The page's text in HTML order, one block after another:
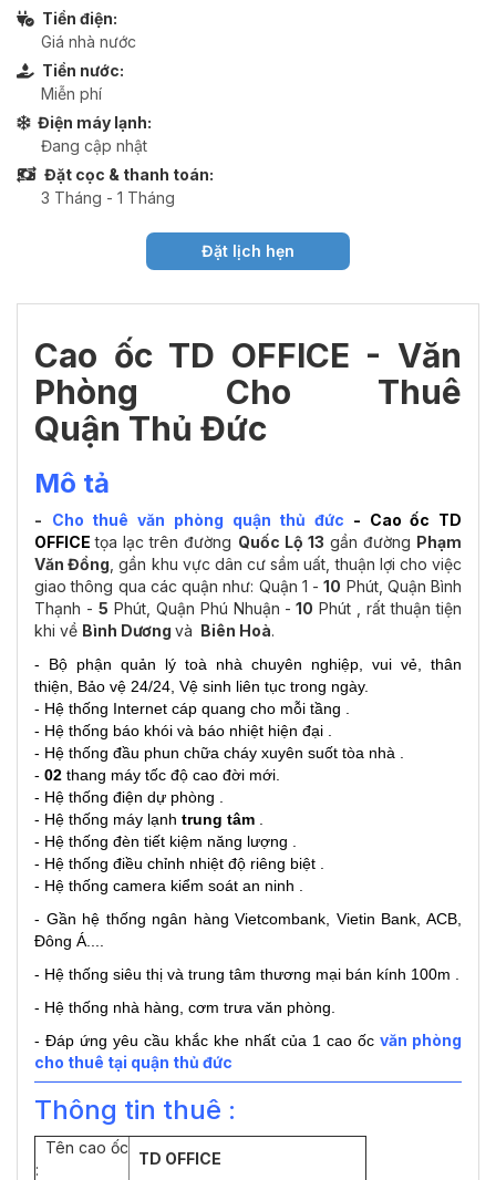
Tiền điện:
Giá nhà nước
Tiền nước:
Miễn phí
Điện máy lạnh:
Đang cập nhật
Đặt cọc & thanh toán:
3 Tháng - 1 Tháng
Đặt lịch hẹn
Cao ốc TD OFFICE - Văn
Phòng Cho Thuê
Quận Thủ Đức
Mô tả
- Cho thuê văn phòng quận thủ đức - Cao ốc TD
OFFICE tọa lạc trên đường Quốc Lộ 13 gần đường Phạm
Văn Đồng , gần khu vực dân cư sầm uất, thuận lợi cho việc
giao thông qua các quận như: Quận 1 -10 Phút, Quận Bình
Thạnh - 5 Phút, Quận Phú Nhuận - 10 Phút , rất thuận tiện
khi về Bình Dương và Biên Hoà.
- Bộ phận quản lý toà nhà chuyên nghiệp, vui vẻ, thân
thiện, Bảo vệ 24/24, Vệ sinh liên tục trong ngày.
- Hệ thống Internet cáp quang cho mỗi tầng .
- Hệ thống báo khói và báo nhiệt hiện đại .
- Hệ thống đầu phun chữa cháy xuyên suốt tòa nhà .
- 02 thang máy tốc độ cao đời mới.
- Hệ thống điện dự phòng .
- Hệ thống máy lạnh trung tâm
- Hệ thống đèn tiết kiệm năng lượng .
- Hệ thống điều chỉnh nhiệt độ riêng biệt .
- Hệ thống camera kiểm soát an ninh .
- Gần hệ thống ngân hàng Vietcombank, Vietin Bank, ACB,
Đông Á....
- Hệ thống siêu thị và trung tâm thương mại bán kính 100m .
- Hệ thống nhà hàng, cơm trưa văn phòng.
- Đáp ứng yêu cầu khắc khe nhất của 1 cao ốc văn phòng
cho thuê tại quận thủ đức
Thông tin thuê :
Tên cao ốc
:
TD OFFICE